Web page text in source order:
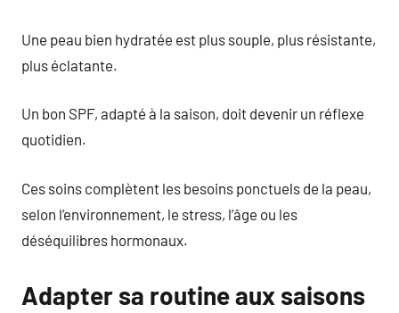
Une peau bien hydratée est plus souple, plus résistante,
plus éclatante.
Un bon SPF, adapté à la saison, doit devenir un réflexe
quotidien.
Ces soins complètent les besoins ponctuels de la peau,
selon l’environnement, le stress, l’âge ou les
déséquilibres hormonaux.
Adapter sa routine aux saisons